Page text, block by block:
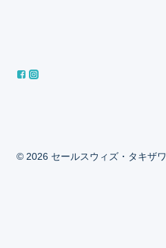
© 2026 セールスウィズ・タキザワ